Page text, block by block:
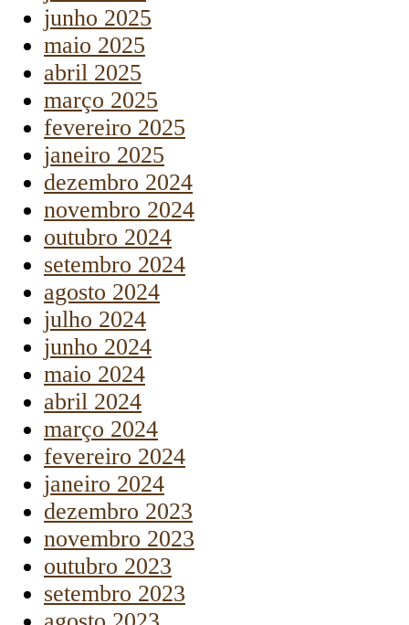
junho 2025
maio 2025
abril 2025
março 2025
fevereiro 2025
janeiro 2025
dezembro 2024
novembro 2024
outubro 2024
setembro 2024
agosto 2024
julho 2024
junho 2024
maio 2024
abril 2024
março 2024
fevereiro 2024
janeiro 2024
dezembro 2023
novembro 2023
outubro 2023
setembro 2023